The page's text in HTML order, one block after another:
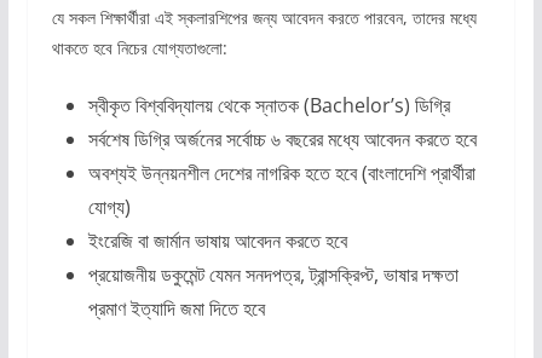
যে সকল শিক্ষার্থীরা এই স্কলারশিপের জন্য আবেদন করতে পারবেন, তাদের মধ্যে
থাকতে হবে নিচের যোগ্যতাগুলো:
স্বীকৃত বিশ্ববিদ্যালয় থেকে স্নাতক (Bachelor’s) ডিগ্রি
সর্বশেষ ডিগ্রি অর্জনের সর্বোচ্চ ৬ বছরের মধ্যে আবেদন করতে হবে
অবশ্যই উন্নয়নশীল দেশের নাগরিক হতে হবে (বাংলাদেশি প্রার্থীরা
যোগ্য)
ইংরেজি বা জার্মান ভাষায় আবেদন করতে হবে
প্রয়োজনীয় ডকুমেন্ট যেমন সনদপত্র, ট্রান্সক্রিপ্ট, ভাষার দক্ষতা
প্রমাণ ইত্যাদি জমা দিতে হবে